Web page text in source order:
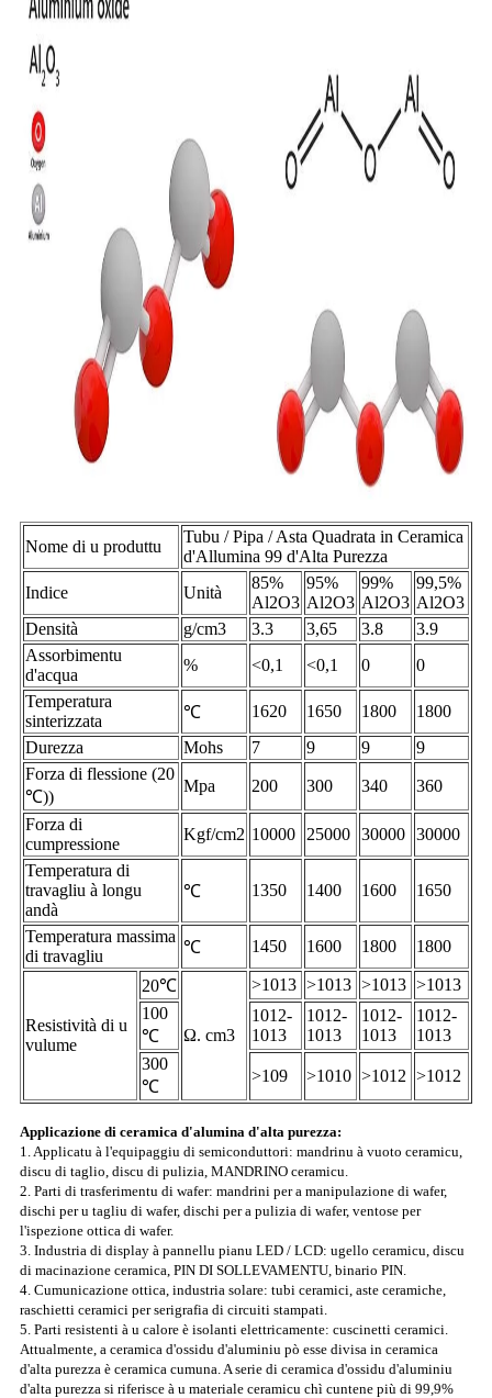
Nome di u produttu
Tubu / Pipa / Asta Quadrata in Ceramica
d'Allumina 99 d'Alta Purezza
Indice
Unità
85%
Al2O3
95%
Al2O3
99%
Al2O3
99,5%
Al2O3
Densità
g/cm3 3.3 3,65 3.8
3.9
Assorbimentu
d'acqua
% <0,1 <0,1 0
0
Temperatura
sinterizzata
℃ 1620 1650 1800
1800
Durezza
Mohs 7 9 9
9
Forza di flessione (20
℃))
Mpa 200 300 340 360
Forza di
cumpressione
Kgf/cm2 10000 25000 30000 30000
Temperatura di
travagliu à longu
andà
℃ 1350 1400 1600 1650
Temperatura massima
di travagliu
℃ 1450 1600 1800 1800
Resistività di u
vulume
20℃
Ω. cm3
>1013 >1013 >1013 >1013
100
℃
1012-
1013
1012-
1013
1012-
1013
1012-
1013
300
℃
>109 >1010 >1012 >1012
Applicazione di ceramica d'alumina d'alta purezza:
1. Applicatu à l'equipaggiu di semiconduttori: mandrinu à vuoto ceramicu,
discu di taglio, discu di pulizia, MANDRINO ceramicu.
2. Parti di trasferimentu di wafer: mandrini per a manipulazione di wafer,
dischi per u tagliu di wafer, dischi per a pulizia di wafer, ventose per
l'ispezione ottica di wafer.
3. Industria di display à pannellu pianu LED / LCD: ugello ceramicu, discu
di macinazione ceramica, PIN DI SOLLEVAMENTU, binario PIN.
4. Cumunicazione ottica, industria solare: tubi ceramici, aste ceramiche,
raschietti ceramici per serigrafia di circuiti stampati.
5. Parti resistenti à u calore è isolanti elettricamente: cuscinetti ceramici.
Attualmente, a ceramica d'ossidu d'aluminiu pò esse divisa in ceramica
d'alta purezza è ceramica cumuna. A serie di ceramica d'ossidu d'aluminiu
d'alta purezza si riferisce à u materiale ceramicu chì cuntene più di 99,9%